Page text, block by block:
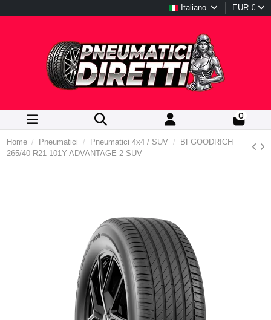
Italiano EUR €
0
Home Pneumatici Pneumatici 4x4 / SUV
BFGOODRICH
265/40 R21 101Y ADVANTAGE 2 SUV